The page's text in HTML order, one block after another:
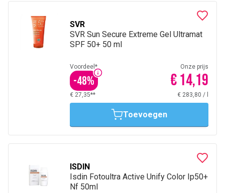
SVR
SVR Sun Secure Extreme Gel Ultramat
SPF 50+ 50 ml
Voordeel*
-48%
Onze prijs
€ 14,19
€ 27,35** € 283,80 /
Toevoegen
ISDIN
Isdin Fotoultra Active Unify Color Ip50+
Nf 50ml